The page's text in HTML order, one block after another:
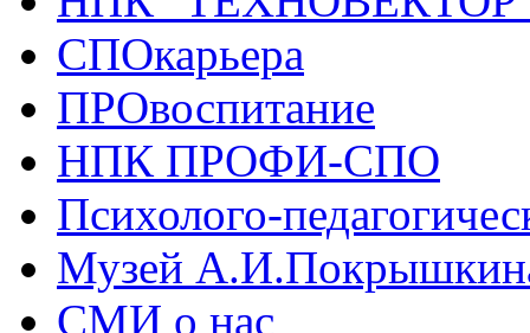
СПОкарьера
ПРОвоспитание
НПК ПРОФИ-СПО
Психолого-
Музей
СМИ о нас